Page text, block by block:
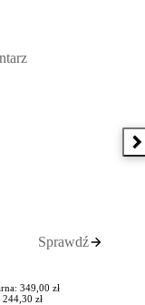
Sprawdź
349,00 zł
zł